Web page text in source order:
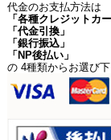
代金のお支払方法は
「各種クレジットカー
「代金引換」
「銀行振込」
「NP後払い」
の 4種類からお選び下